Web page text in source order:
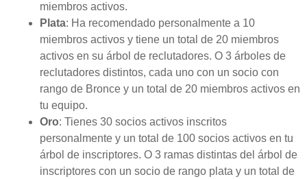
miembros activos.
Plata: Ha recomendado personalmente a 10
miembros activos y tiene un total de 20 miembros
activos en su árbol de reclutadores. O 3 árboles de
reclutadores distintos, cada uno con un socio con
rango de Bronce y un total de 20 miembros activos en
tu equipo.
Oro: Tienes 30 socios activos inscritos
personalmente y un total de 100 socios activos en tu
árbol de inscriptores. O 3 ramas distintas del árbol de
inscriptores con un socio de rango plata y un total de